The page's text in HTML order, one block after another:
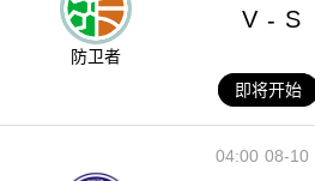
防卫者
V - S
即将开始
08-10
04:00